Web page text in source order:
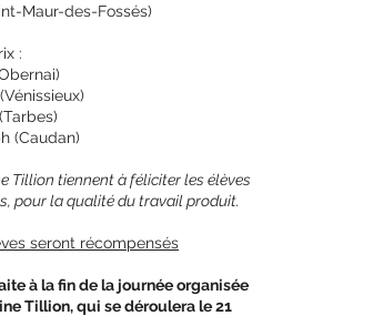
Maur-des-Fossés)
:
(Caudan)
Tillion tiennent à féliciter les élèves
pour la qualité du travail produit.
seront récompensés
à la fin de la journée organisée
Tillion, qui se déroulera le 21